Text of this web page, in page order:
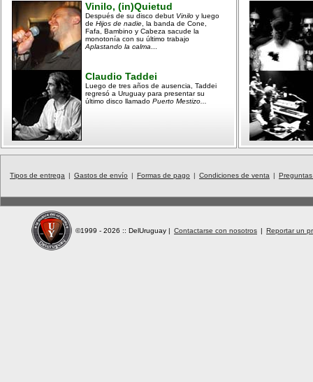
Vinilo, (in)Quietud
Después de su disco debut Vinilo y luego
de Hijos de nadie , la banda de Cone,
Fafa, Bambino y Cabeza sacude la
monotonía con su último trabajo
Aplastando la calma
Claudio Taddei
Luego de tres años de ausencia, Taddei
regresó a Uruguay para presentar su
último disco llamado Puerto Mestizo...
Tipos de entrega | Gastos de envío | Formas de pago | Condiciones de venta |
©1999 - 2026 :: DelUruguay | Contactarse con nosotros | Reportar un